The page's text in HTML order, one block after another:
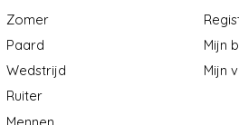
Zomer
Paard
Wedstrijd
Ruiter
Mennen
Mijn
Mijn